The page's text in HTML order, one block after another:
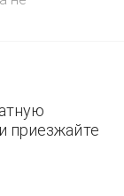
приезжайте